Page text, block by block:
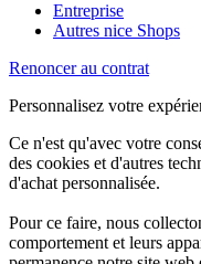
Entreprise
Autres nice Shops
Renoncer au contrat
Personnalisez votre
Ce n'est qu'avec votre
des cookies et d'autres
d'achat personnalisée.
Pour ce faire, nous
comportement et leurs